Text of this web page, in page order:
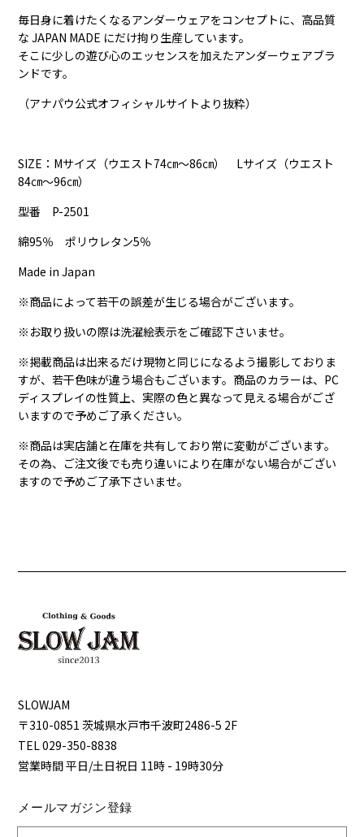
毎日身に着けたくなるアンダーウェアをコンセプトに、高品質
な JAPAN MADE にだけ拘り生産しています。
そこに少しの遊び心のエッセンスを加えたアンダーウェアブラ
ンドです。
（アナパウ公式オフィシャルサイトより抜粋）
SIZE：Mサイズ（ウエスト74㎝～86㎝） Lサイズ（ウエスト
84㎝～96㎝）
型番 P-2501
綿95％ ポリウレタン5％
Made in Japan
※商品によって若干の誤差が生じる場合がございます。
※お取り扱いの際は洗濯絵表示をご確認下さいませ。
※掲載商品は出来るだけ現物と同じになるよう撮影しておりま
すが、若干色味が違う場合もございます。商品のカラーは、PC
ディスプレイの性質上、実際の色と異なって見える場合がござ
いますので予めご了承ください。
※商品は実店舗と在庫を共有しており常に変動がございます。
その為、ご注文後でも売り違いにより在庫がない場合がござい
ますので予めご了承下さいませ。
SLOWJAM
〒310-0851 茨城県⽔⼾市千波町2486-5 2F
TEL 029-350-8838
営業時間 平⽇/⼟⽇祝⽇ 11時 - 19時30分
メールマガジン登録